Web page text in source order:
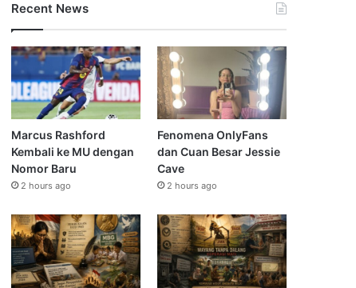
Recent News
Marcus Rashford
Kembali ke MU dengan
Nomor Baru
2 hours ago
Fenomena OnlyFans
dan Cuan Besar Jessie
Cave
2 hours ago